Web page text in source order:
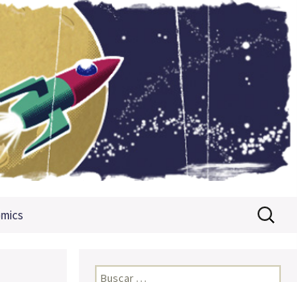
Buscar:
Buscar: